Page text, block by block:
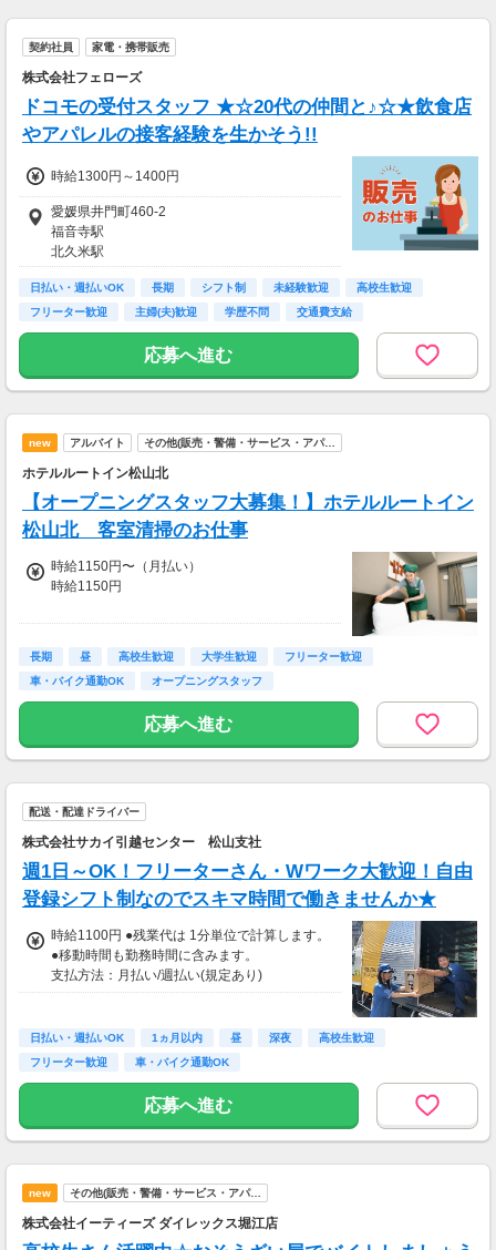
契約社員 家電・携帯販売
株式会社フェローズ
ドコモの受付スタッフ ★☆20代の仲間と♪☆★飲食店
やアパレルの接客経験を生かそう!!
時給1300円～1400円
愛媛県井門町460-2
福音寺駅
北久米駅
日払い・週払いOK 長期 シフト制 未経験歓迎
高校生歓迎
フリーター歓迎
主婦(夫)歓迎 学歴不問 交通費支給
応募へ進む
new アルバイト その他(販売・警備・サービス・アパ…
ホテルルートイン松山北
【オープニングスタッフ大募集！】ホテルルートイン
松山北 客室清掃のお仕事
時給1150円〜（月払い）
時給1150円
試用期間中 時給1150円(試用期間2ヶ月)
※土・日・祝日手当 … 時給＋30円
研修中の給与変動：なし
交通費支給(当社規定あり)
その他
長期 昼 高校生歓迎 大学生歓迎
フリーター歓迎
車・バイク通勤OK
オープニングスタッフ
応募へ進む
配送・配達ドライバー
株式会社サカイ引越センター 松山支社
週1日～OK！フリーターさん・Wワーク大歓迎！自由
登録シフト制なのでスキマ時間で働きませんか★
時給1100円 ●残業代は 1分単位で計算します。
●移動時間も勤務時間に含みます。
支払方法：月払い/週払い(規定あり)
※16歳・17歳は月払いのみ
年少者の方は時給1050円～になります
日払い・週払いOK 1ヵ月以内 昼 深夜
高校生歓迎
フリーター歓迎
車・バイク通勤OK
応募へ進む
new その他(販売・警備・サービス・アパ…
株式会社イーティーズ ダイレックス堀江店